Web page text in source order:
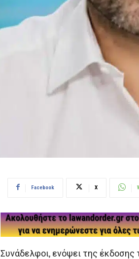
Facebook X
Συνάδελφοι, ενόψει της έκδοσης